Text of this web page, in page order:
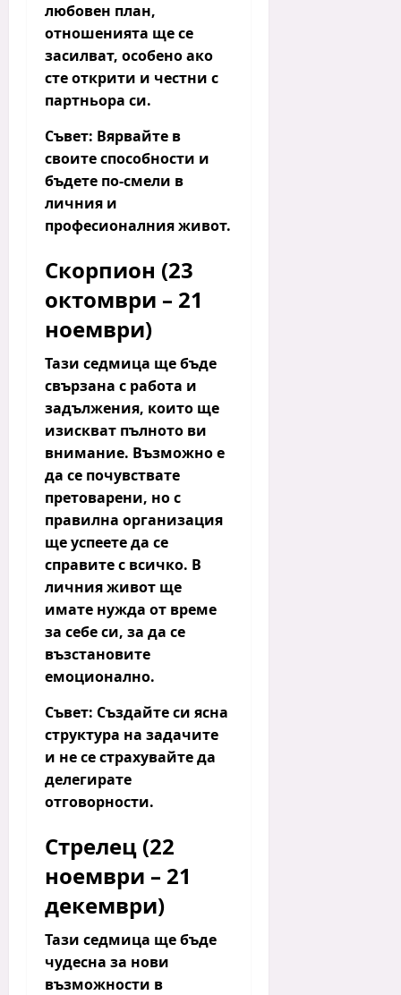
любовен план,
отношенията ще се
засилват, особено ако
сте открити и честни с
партньора си.
Съвет: Вярвайте в
своите способности и
бъдете по-смели в
личния и
професионалния живот.
Скорпион (23
октомври – 21
ноември)
Тази седмица ще бъде
свързана с работа и
задължения, които ще
изискват пълното ви
внимание. Възможно е
да се почувствате
претоварени, но с
правилна организация
ще успеете да се
справите с всичко. В
личния живот ще
имате нужда от време
за себе си, за да се
възстановите
емоционално.
Съвет: Създайте си ясна
структура на задачите
и не се страхувайте да
делегирате
отговорности.
Стрелец (22
ноември – 21
декември)
Тази седмица ще бъде
чудесна за нови
възможности в